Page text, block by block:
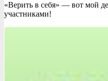
«Верить в себя» — вот мой
участниками!